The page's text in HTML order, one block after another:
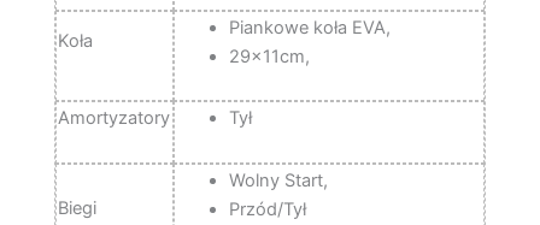
Koła
Piankowe koła EVA,
29x11cm,
Amortyzatory Tył
Biegi
Wolny Start,
Przód/Tył